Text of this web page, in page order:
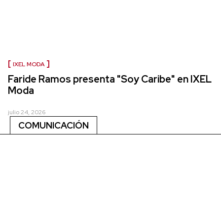
IXEL MODA
Faride Ramos presenta "Soy Caribe" en IXEL
Moda
julio 24, 2026
COMUNICACIÓN